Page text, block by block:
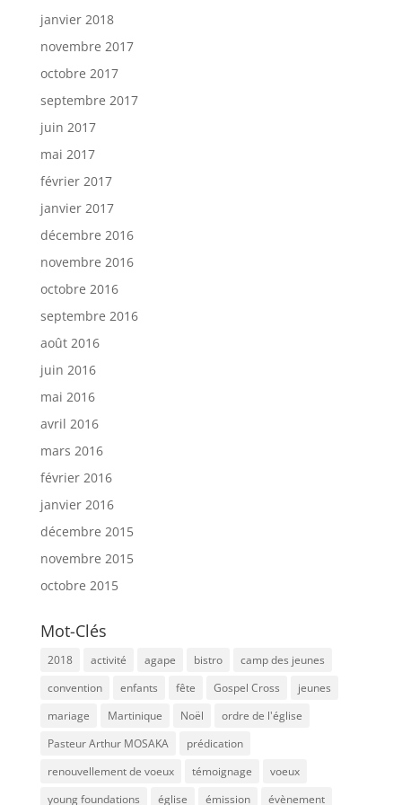
janvier 2018
novembre 2017
octobre 2017
septembre 2017
juin 2017
mai 2017
février 2017
janvier 2017
décembre 2016
novembre 2016
octobre 2016
septembre 2016
août 2016
juin 2016
mai 2016
avril 2016
mars 2016
février 2016
janvier 2016
décembre 2015
novembre 2015
octobre 2015
Mot-Clés
2018 activité agape bistro
camp des jeunes
convention
enfants fête Gospel Cross
jeunes
mariage
Martinique Noël
ordre de l'église
Pasteur Arthur MOSAKA
prédication
renouvellement de voeux
témoignage
voeux
young foundations
église émission évènement